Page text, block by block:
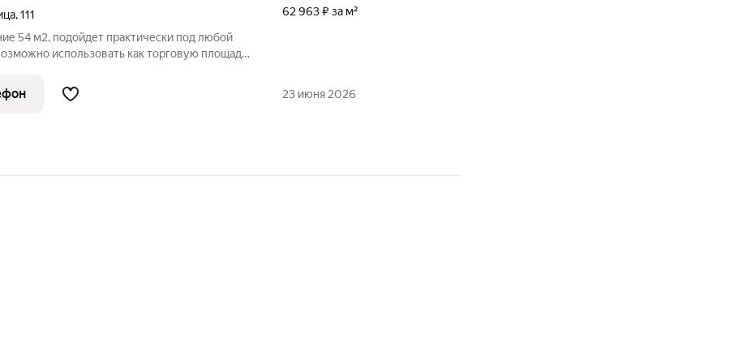
,111
54 м2, подойдет практически под любой
использовать как торговую площадь
62 963 ₽ за м²
23 июня 2026